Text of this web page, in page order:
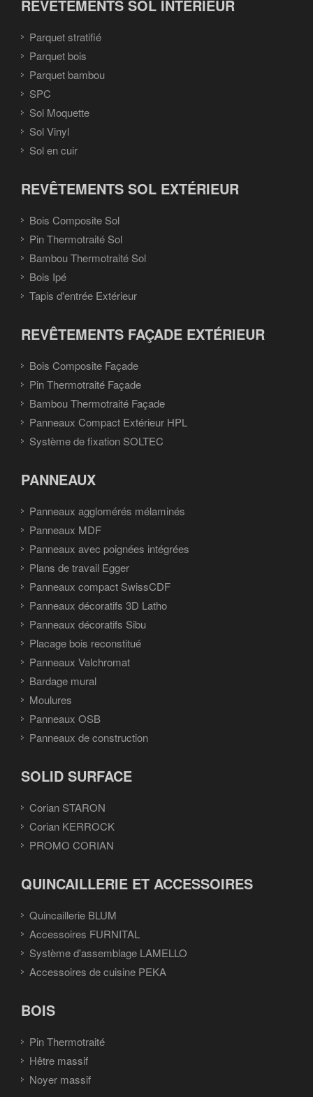
REVÊTEMENTS SOL INTÉRIEUR
Parquet stratifié
Parquet bois
Parquet bambou
SPC
Sol Moquette
Sol Vinyl
Sol en cuir
REVÊTEMENTS SOL EXTÉRIEUR
Bois Composite Sol
Pin Thermotraité Sol
Bambou Thermotraité Sol
Bois Ipé
Tapis d'entrée Extérieur
REVÊTEMENTS FAÇADE EXTÉRIEUR
Bois Composite Façade
Pin Thermotraité Façade
Bambou Thermotraité Façade
Panneaux Compact Extérieur HPL
Système de fixation SOLTEC
PANNEAUX
Panneaux agglomérés mélaminés
Panneaux MDF
Panneaux avec poignées intégrées
Plans de travail Egger
Panneaux compact SwissCDF
Panneaux décoratifs 3D Latho
Panneaux décoratifs Sibu
Placage bois reconstitué
Panneaux Valchromat
Bardage mural
Moulures
Panneaux OSB
Panneaux de construction
SOLID SURFACE
Corian STARON
Corian KERROCK
PROMO CORIAN
QUINCAILLERIE ET ACCESSOIRES
Quincaillerie BLUM
Accessoires FURNITAL
Système d'assemblage LAMELLO
Accessoires de cuisine PEKA
BOIS
Pin Thermotraité
Hêtre massif
Noyer massif